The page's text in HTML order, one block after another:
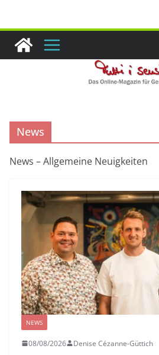
springen
News
News – Allgemeine Neuigkeiten
NEWS
08/08/2026 Denise Cézanne-Güttich